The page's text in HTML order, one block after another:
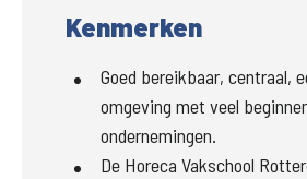
Kenmerken
Goed bereikbaar, centraal,
omgeving met veel
ondernemingen.
De Horeca Vakschool